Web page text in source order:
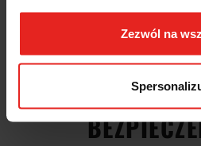
Zezwól na